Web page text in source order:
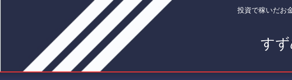
投資で稼いだお
すず